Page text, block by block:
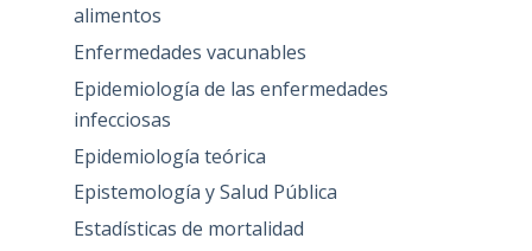
alimentos
Enfermedades vacunables
Epidemiología de las enfermedades
infecciosas
Epidemiología teórica
Epistemología y Salud Pública
Estadísticas de mortalidad